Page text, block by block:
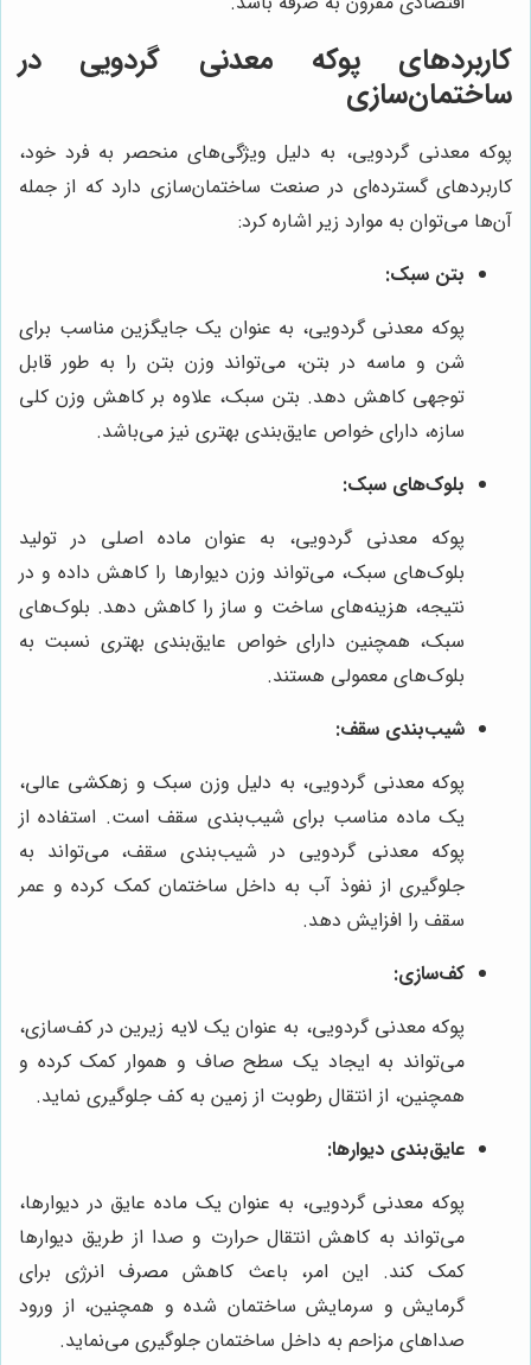
کاربردهای پوکه معدنی گردویی در
ساختمان‌سازی
پوکه معدنی گردویی، به دلیل ویژگی‌های منحصر به فرد خود،
کاربردهای گسترده‌ای در صنعت ساختمان‌سازی دارد که از جمله
آن‌ها می‌توان به موارد زیر اشاره کرد:
بتن سبک:
پوکه معدنی گردویی، به عنوان یک جایگزین مناسب برای
شن و ماسه در بتن، می‌تواند وزن بتن را به طور قابل
توجهی کاهش دهد. بتن سبک، علاوه بر کاهش وزن کلی
سازه، دارای خواص عایق‌بندی بهتری نیز می‌باشد.
بلوک‌های سبک:
پوکه معدنی گردویی، به عنوان ماده اصلی در تولید
بلوک‌های سبک، می‌تواند وزن دیوارها را کاهش داده و در
نتیجه، هزینه‌های ساخت و ساز را کاهش دهد. بلوک‌های
سبک، همچنین دارای خواص عایق‌بندی بهتری نسبت به
بلوک‌های معمولی هستند.
شیب‌بندی سقف:
پوکه معدنی گردویی، به دلیل وزن سبک و زهکشی عالی،
یک ماده مناسب برای شیب‌بندی سقف است. استفاده از
پوکه معدنی گردویی در شیب‌بندی سقف، می‌تواند به
جلوگیری از نفوذ آب به داخل ساختمان کمک کرده و عمر
سقف را افزایش دهد.
کف‌سازی:
پوکه معدنی گردویی، به عنوان یک لایه زیرین در کف‌سازی،
می‌تواند به ایجاد یک سطح صاف و هموار کمک کرده و
همچنین، از انتقال رطوبت از زمین به کف جلوگیری نماید.
عایق‌بندی دیوارها:
پوکه معدنی گردویی، به عنوان یک ماده عایق در دیوارها،
می‌تواند به کاهش انتقال حرارت و صدا از طریق دیوارها
کمک کند. این امر، باعث کاهش مصرف انرژی برای
گرمایش و سرمایش ساختمان شده و همچنین، از ورود
صداهای مزاحم به داخل ساختمان جلوگیری می‌نماید.